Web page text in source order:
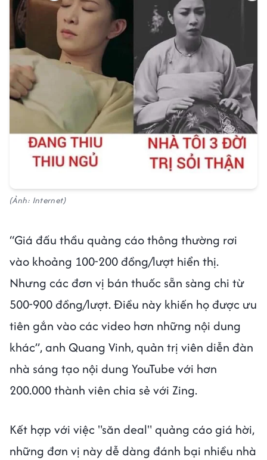
(Ảnh: Internet)
“Giá đấu thầu quảng cáo thông thường rơi
vào khoảng 100-200 đồng/lượt hiển thị.
Nhưng các đơn vị bán thuốc sẵn sàng chi từ
500-900 đồng/lượt. Điều này khiến họ được ưu
tiên gắn vào các video hơn những nội dung
khác”, anh Quang Vinh, quản trị viên diễn đàn
nhà sáng tạo nội dung YouTube với hơn
200.000 thành viên chia sẻ với Zing.
Kết hợp với việc "săn deal" quảng cáo giá hời,
những đơn vị này dễ dàng đánh bại nhiều nhà